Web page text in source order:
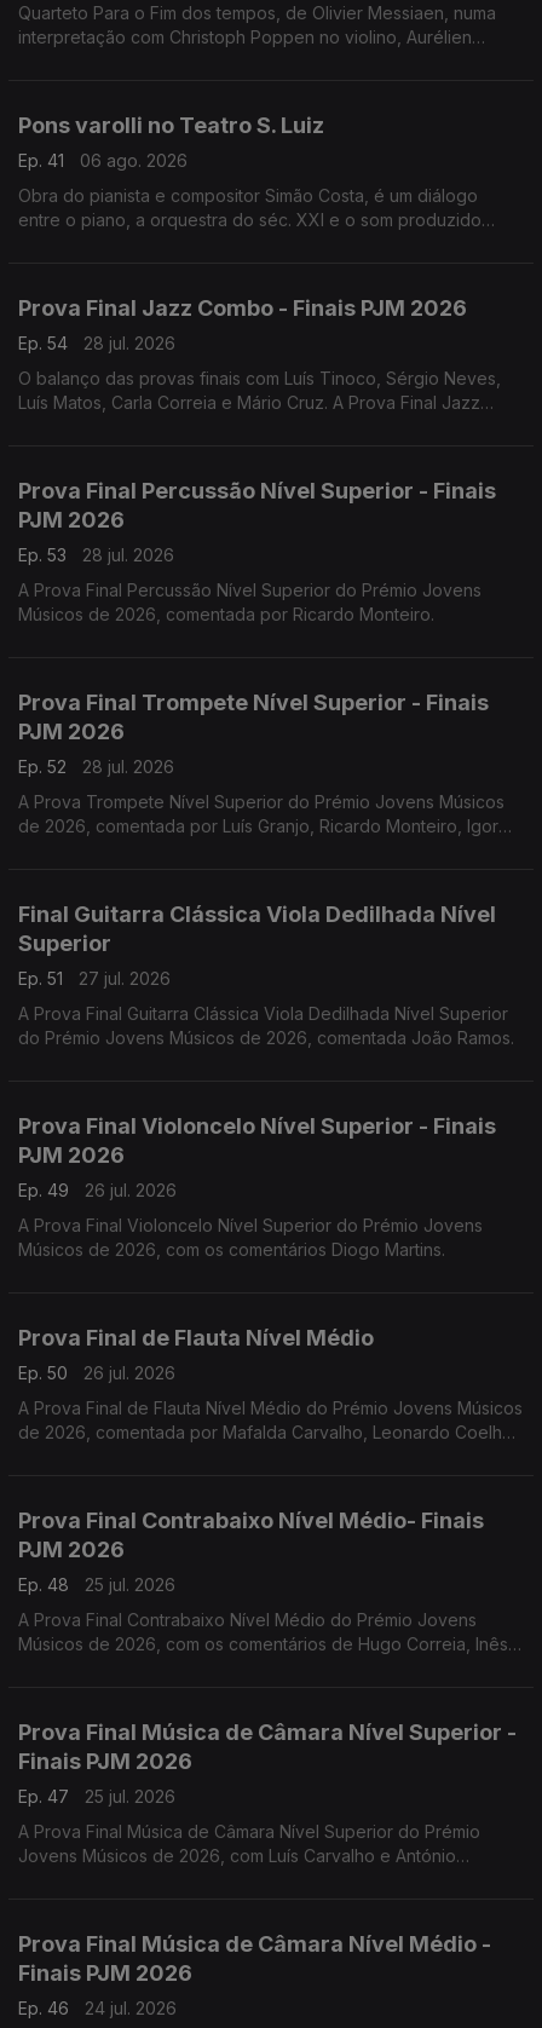
Quarteto Para o Fim dos tempos, de Olivier Messiaen, numa
interpretação com Christoph Poppen no violino, Aurélien
Pons varolli no Teatro S. Luiz
Ep. 41
06 ago. 2026
Obra do pianista e compositor Simão Costa, é um diálogo
entre o piano, a orquestra do séc. XXI e o som produzido
Prova Final Jazz Combo - Finais PJM 2026
Ep. 54
28 jul. 2026
O balanço das provas finais com Luís Tinoco, Sérgio Neves,
Luís Matos, Carla Correia e Mário Cruz. A Prova Final Jazz
Prova Final Percussão Nível Superior - Finais
PJM 2026
Ep. 53
28 jul. 2026
A Prova Final Percussão Nível Superior do Prémio Jovens
Músicos de 2026, comentada por Ricardo Monteiro.
Prova Final Trompete Nível Superior - Finais
PJM 2026
Ep. 52
28 jul. 2026
A Prova Trompete Nível Superior do Prémio Jovens Músicos
de 2026, comentada por Luís Granjo, Ricardo Monteiro, Igor
Final Guitarra Clássica Viola Dedilhada Nível
Superior
Ep. 51
27 jul. 2026
A Prova Final Guitarra Clássica Viola Dedilhada Nível Superior
do Prémio Jovens Músicos de 2026, comentada João Ramos.
Prova Final Violoncelo Nível Superior - Finais
PJM 2026
Ep. 49
26 jul. 2026
A Prova Final Violoncelo Nível Superior do Prémio Jovens
Músicos de 2026, com os comentários Diogo Martins.
Prova Final de Flauta Nível Médio
Ep. 50
26 jul. 2026
A Prova Final de Flauta Nível Médio do Prémio Jovens Músicos
de 2026, comentada por Mafalda Carvalho, Leonardo Coelho,
Prova Final Contrabaixo Nível Médio- Finais
PJM 2026
Ep. 48
25 jul. 2026
A Prova Final Contrabaixo Nível Médio do Prémio Jovens
Músicos de 2026, com os comentários de Hugo Correia, Inês
Prova Final Música de Câmara Nível Superior -
Finais PJM 2026
Ep. 47
25 jul. 2026
A Prova Final Música de Câmara Nível Superior do Prémio
Jovens Músicos de 2026, com Luís Carvalho e António
Prova Final Música de Câmara Nível Médio -
Finais PJM 2026
Ep. 46
24 jul. 2026